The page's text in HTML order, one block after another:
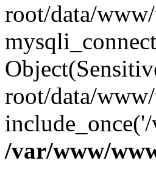
root/data/
root/data/
/var/www/